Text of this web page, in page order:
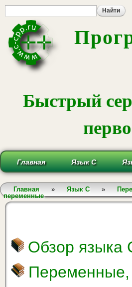
Быстрый
Главная Язык С
Вы здесь
Главная » Язык С »
переменные
Обзор языка
Переменные,